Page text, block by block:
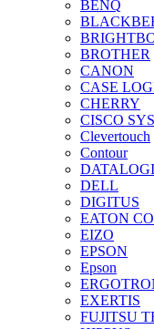
BENQ
BROTHER
CANON
CASE
CHERRY
CISCO
Clevertouch
Contour
DELL
DIGITUS
EATON
EIZO
EPSON
Epson
EXERTIS
FUJITSU